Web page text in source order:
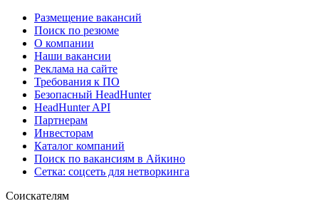
Размещение вакансий
Поиск по резюме
О компании
Наши вакансии
Реклама на сайте
Требования к ПО
Безопасный HeadHunter
HeadHunter API
Партнерам
Инвесторам
Каталог компаний
Поиск по вакансиям в Айкино
Сетка: соцсеть для нетворкинга
Соискателям